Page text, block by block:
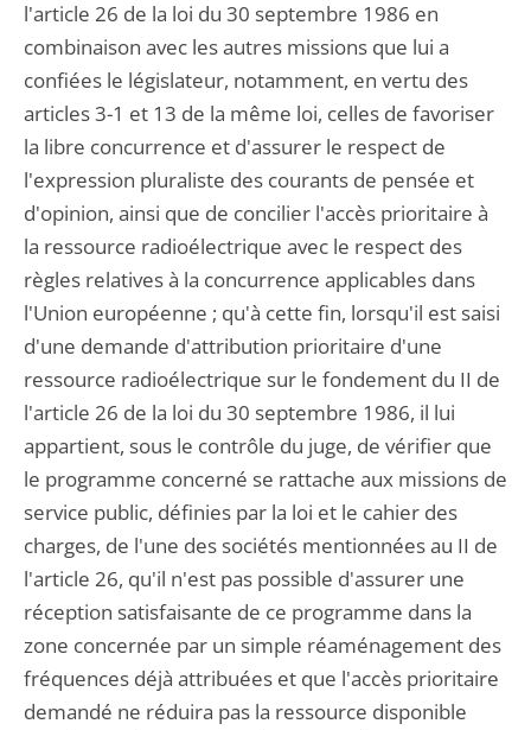
l'article 26 de la loi du 30 septembre 1986 en
combinaison avec les autres missions que lui a
confiées le législateur, notamment, en vertu des
articles 3-1 et 13 de la même loi, celles de favoriser
la libre concurrence et d'assurer le respect de
l'expression pluraliste des courants de pensée et
d'opinion, ainsi que de concilier l'accès prioritaire à
la ressource radioélectrique avec le respect des
règles relatives à la concurrence applicables dans
l'Union européenne ; qu'à cette fin, lorsqu'il est saisi
d'une demande d'attribution prioritaire d'une
ressource radioélectrique sur le fondement du II de
l'article 26 de la loi du 30 septembre 1986, il lui
appartient, sous le contrôle du juge, de vérifier que
le programme concerné se rattache aux missions de
service public, définies par la loi et le cahier des
charges, de l'une des sociétés mentionnées au II de
l'article 26, qu'il n'est pas possible d'assurer une
réception satisfaisante de ce programme dans la
zone concernée par un simple réaménagement des
fréquences déjà attribuées et que l'accès prioritaire
demandé ne réduira pas la ressource disponible